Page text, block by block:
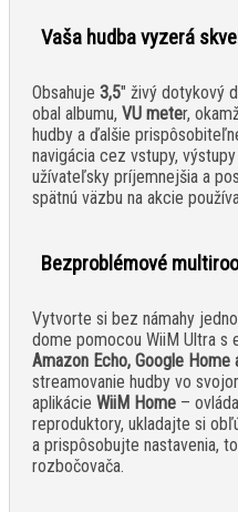
Vaša hudba vyzerá
Obsahuje 3,5" živý dotykový
obal albumu, VU meter,
hudby a ďalšie
navigácia cez vstupy,
užívateľsky príjemnejšia a
spätnú väzbu na akcie
Bezproblémové
Vytvorte si bez námahy
dome pomocou WiiM Ultra s
Amazon Echo, Google Home
streamovanie hudby vo
aplikácie WiiM Home –
reproduktory, ukladajte si
a prispôsobujte nastavenia,
rozbočovača.